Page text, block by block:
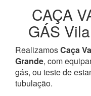
CAÇA
GÁS
RealizamosCaça
Grande, com
gás, ou teste de
tubulação.